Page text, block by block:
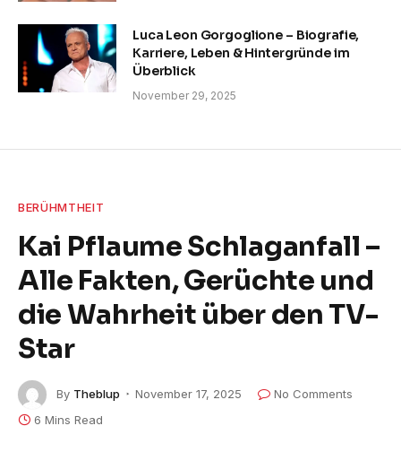
Luca Leon Gorgoglione – Biografie,
Karriere, Leben & Hintergründe im
Überblick
November 29, 2025
BERÜHMTHEIT
Kai Pflaume Schlaganfall –
Alle Fakten, Gerüchte und
die Wahrheit über den TV-
Star
By Theblup November 17, 2025
No Comments
6 Mins Read